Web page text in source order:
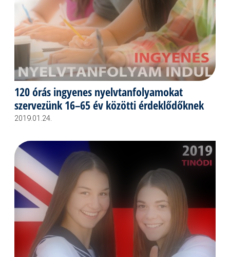
120 órás ingyenes nyelvtanfolyamokat
szervezünk 16–65 év közötti érdeklődőknek
2019.01.24.